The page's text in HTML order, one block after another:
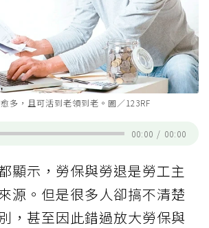
多，且可活到老領到老。圖／123RF
00:00 / 00:00
顯示，勞保與勞退是勞工主
源。但是很多人卻搞不清楚
，甚至因此錯過放大勞保與